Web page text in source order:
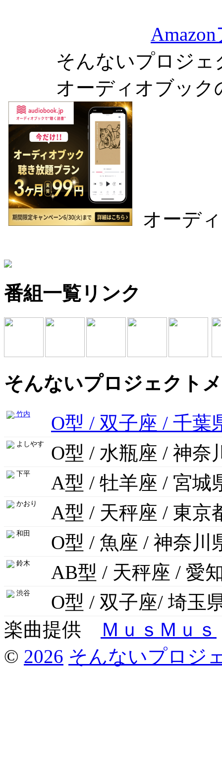
そんないプロジェ
オーディオブック
オーデ
番組一覧リンク
そんないプロジェクト
竹内 O型 / 双子座 / 千葉
よしやす O型 / 水瓶座 / 神奈
下平 A型 / 牡羊座 / 宮城
かおり A型 / 天秤座 / 東京
和田 O型 / 魚座 / 神奈川
鈴木 AB型 / 天秤座 / 愛
渋谷
O型 / 双子座/ 埼玉
楽曲提供
ＭｕｓＭｕｓ
© 2026 そんないプロジ